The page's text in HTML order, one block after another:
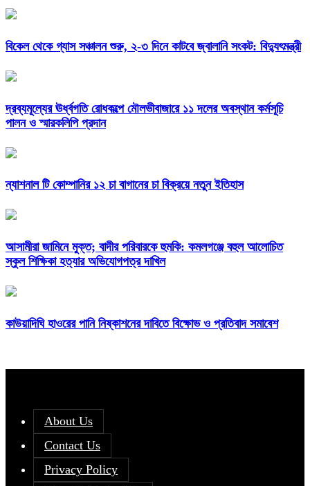
বিকেল থেকে গ্যাস সঞ্চালন শুরু, ২-৩ দিনে কাটবে জ্বালানি সংকট: বিদ্যুৎমন্ত্রী
দ্রব্যমূল্যের ঊর্ধ্বগতি রোধকল্পে মৌলভীবাজারে ১১ দলের অবস্থান কর্মসূচি
পালন ও স্মারকলিপি প্রদান
ন্যাশনাল টি কোম্পানির ১২ চা বাগানের চা বিক্রয়ে নতুন ইতিহাস
আসামীরা জামিনে মুক্ত; বাদীর পরিবারকে হুমকি: কমলগঞ্জে বহুল আলোচিত
স্কুল শিক্ষিকা হত্যার অভিযোগপত্র দাখিল
কাউয়াদিঘি হাওরের পানি নিষ্কাশনের দাবিতে বিক্ষোভ ও প্রতিবাদ সমাবেশ
About Us
Contact Us
Privacy Policy